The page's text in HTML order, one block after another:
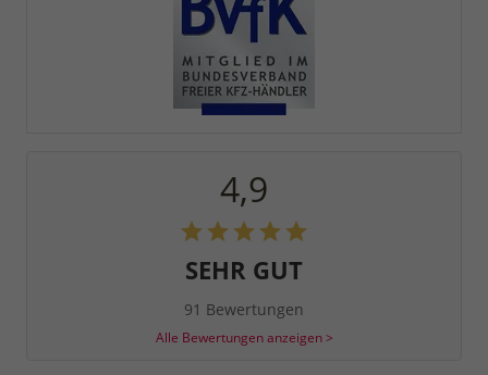
4,9
SEHR GUT
91 Bewertungen
Alle Bewertungen anzeigen >